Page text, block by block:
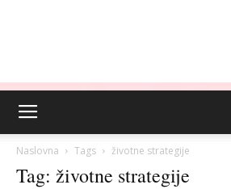
Naslovna Tags životne strategije
Tag: životne strategije